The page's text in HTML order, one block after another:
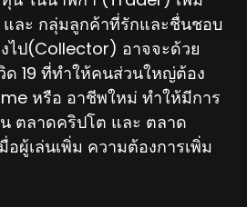
ละ กลุ่มลูกค้าที่รักและชื่นชอบ
ไป(Collector) อาจจะด้วย
19 ที่ทำให้คนส่วนใหญ่ต้อง
หรือ อาชีพใหม่ ทำให้มีการ
ตลาดคริปโต และ ตลาด
อผู้เล่นเพิ่ม ความต้องการเพิ่ม